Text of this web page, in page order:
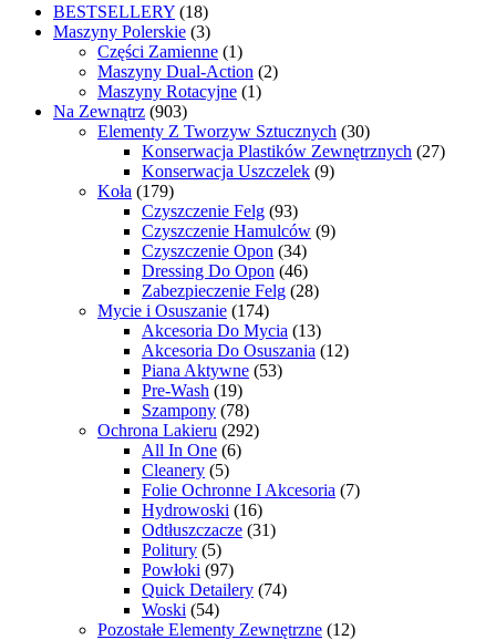
BESTSELLERY (18)
Maszyny Polerskie (3)
Części Zamienne (1)
Maszyny Dual-Action (2)
Maszyny Rotacyjne (1)
Na Zewnątrz (903)
Elementy Z Tworzyw Sztucznych (30)
Konserwacja Plastików Zewnętrznych (27)
Konserwacja Uszczelek (9)
Koła (179)
Czyszczenie Felg (93)
Czyszczenie Hamulców (9)
Czyszczenie Opon (34)
Dressing Do Opon (46)
Zabezpieczenie Felg (28)
Mycie i Osuszanie (174)
Akcesoria Do Mycia (13)
Akcesoria Do Osuszania (12)
Piana Aktywne (53)
Pre-Wash (19)
Szampony (78)
Ochrona Lakieru (292)
All In One (6)
Cleanery (5)
Folie Ochronne I Akcesoria (7)
Hydrowoski (16)
Odtłuszczacze (31)
Politury (5)
Powłoki (97)
Quick Detailery (74)
Woski (54)
Pozostałe Elementy Zewnętrzne (12)